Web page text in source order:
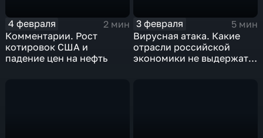
4 февраля
2 мин
Комментарии. Рост
котировок США и
падение цен на нефть
3 февраля
5 мин
Вирусная атака. Какие
отрасли российской
экономики не выдержат